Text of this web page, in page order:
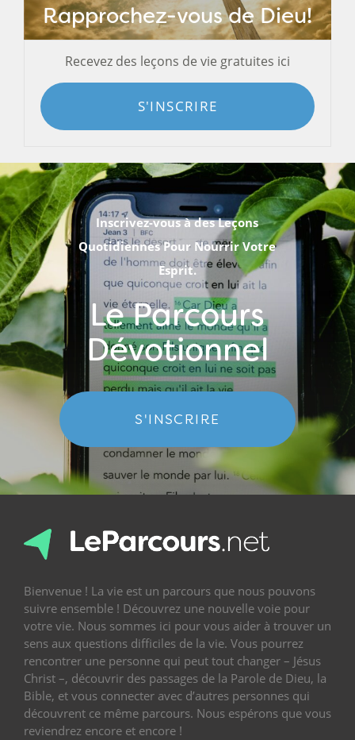
Rapprochez-vous de Dieu!
Recevez des leçons de vie gratuites ici
S'INSCRIRE
Inscrivez-vous à des Leçons
Quotidiennes Pour Nourrir Votre
Esprit.
Le Parcours
Dévotionnel
S'INSCRIRE
Bienvenue ! La vie est un parcours que nous pouvons
suivre ensemble ! Découvrez une nouvelle voie pour
votre vie. Nous sommes ici pour vous aider à trouver un
sens aux questions difficiles de la vie. Vous pourrez
rencontrer une personne qui peut tout changer – Jésus
Christ –, découvrir des passages de la Parole de Dieu, la
Bible, et vous connecter avec d’autres personnes qui
découvrent ce même parcours. Nous espérons que vous
reviendrez encore et encore !